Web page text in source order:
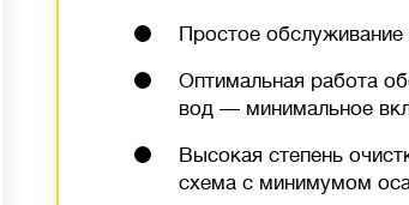
Простое
Оптимальная работа
вод — минимальное
Высокая степень
схема с минимумом